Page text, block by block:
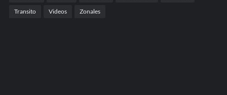
Transito Videos Zonales